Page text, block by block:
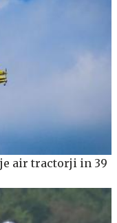
air tractorji in 39